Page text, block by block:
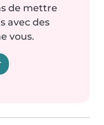
de mettre
avec des
vous.